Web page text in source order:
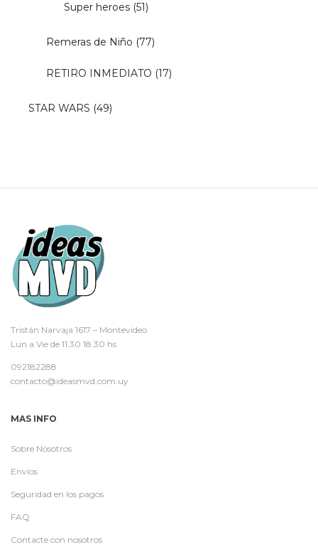
Super heroes (51)
Remeras de Niño (77)
RETIRO INMEDIATO (17)
STAR WARS (49)
Tristán Narvaja 1617 – Montevideo
Lun a Vie de 11.30 18.30 hs
092182288
contacto@ideasmvd.com.uy
MAS INFO
Sobre Nosotros
Envíos
Seguridad en los pagos
FAQ
Contacte con nosotros